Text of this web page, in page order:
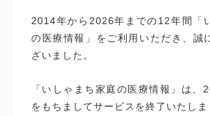
2014年から2026年までの12年間「
の医療情報」をご利用いただき、誠
ざいました。
「いしゃまち家庭の医療情報」は、
をもちましてサービスを終了いたしま